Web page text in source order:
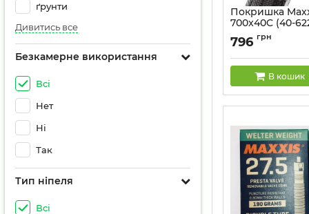
ґрунти
Дивитись все
Безкамерне використання
Всі
Нет
Ні
Так
Тип ніпеля
Всі
Покришка
700x40C (40-
SC EXO
Артикул:
796 грн
В кошик